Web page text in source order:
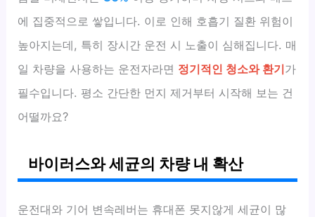
에 집중적으로 쌓입니다. 이로 인해 호흡기 질환 위험이
높아지는데, 특히 장시간 운전 시 노출이 심해집니다. 매
일 차량을 사용하는 운전자라면 정기적인 청소와 환기가
필수입니다. 평소 간단한 먼지 제거부터 시작해 보는 건
어떨까요?
바이러스와 세균의 차량 내 확산
운전대와 기어 변속레버는 휴대폰 못지않게 세균이 많